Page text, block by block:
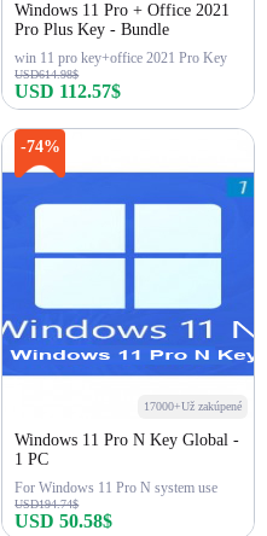
Windows 11 Pro + Office 2021
Pro Plus Key - Bundle
win 11 pro key+office 2021 Pro Key
USD614.98$
USD 112.57$
-74%
17000+Už zakúpené
Windows 11 Pro N Key Global -
1 PC
For Windows 11 Pro N system use
USD194.74$
USD 50.58$